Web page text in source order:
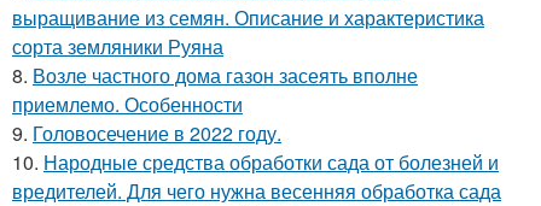
выращивание из семян. Описание и характеристика
сорта земляники Руяна
8. Возле частного дома газон засеять вполне
приемлемо. Особенности
9. Головосечение в 2022 году.
10. Народные средства обработки сада от болезней и
вредителей. Для чего нужна весенняя обработка сада